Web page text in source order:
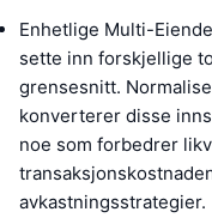
Enhetlige Multi-
sette inn forskjellige
grensesnitt.
konverterer disse
noe som forbedrer
avkastningsstrategier.